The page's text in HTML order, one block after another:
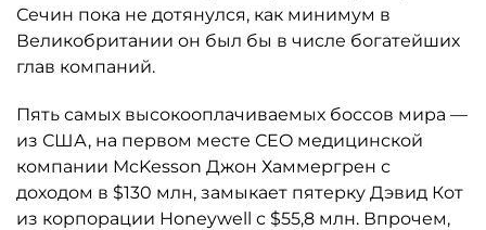
Сечин пока не дотянулся, как минимум в
Великобритании он был бы в числе богатейших
глав компаний.
Пять самых высокооплачиваемых боссов мира —
из США, на первом месте CEO медицинской
компании McKesson Джон Хаммергрен с
доходом в $130 млн, замыкает пятерку Дэвид Кот
из корпорации Honeywell с $55,8 млн. Впрочем,